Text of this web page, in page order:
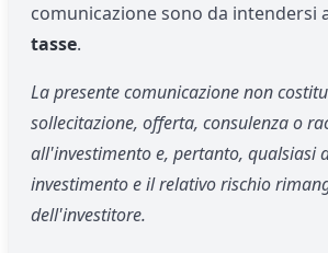
comunicazione sono da intendersi
tasse.
La presente comunicazione non
sollecitazione, offerta, consulenza o
all'investimento e, pertanto, qualsiasi
investimento e il relativo rischio
dell'investitore.